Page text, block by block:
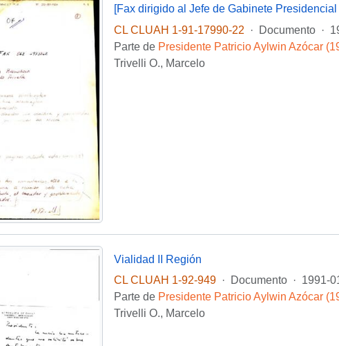
[Fax dirigido al Jefe de Gabinete
CL CLUAH 1-91-17990-22
· Documento ·
Parte de Presidente Patricio Aylwin Azócar
Trivelli O., Marcelo
Vialidad II Región
CL CLUAH 1-92-949
· Documento · 1991-
Parte de Presidente Patricio Aylwin Azócar
Trivelli O., Marcelo